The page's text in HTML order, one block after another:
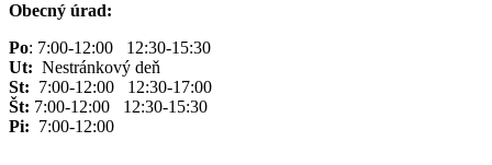
Obecný úrad:
Po: 7:00-12:00 12:30-15:30
Ut: Nestránkový deň
St: 7:00-12:00 12:30-17:00
Št: 7:00-12:00 12:30-15:30
Pi: 7:00-12:00